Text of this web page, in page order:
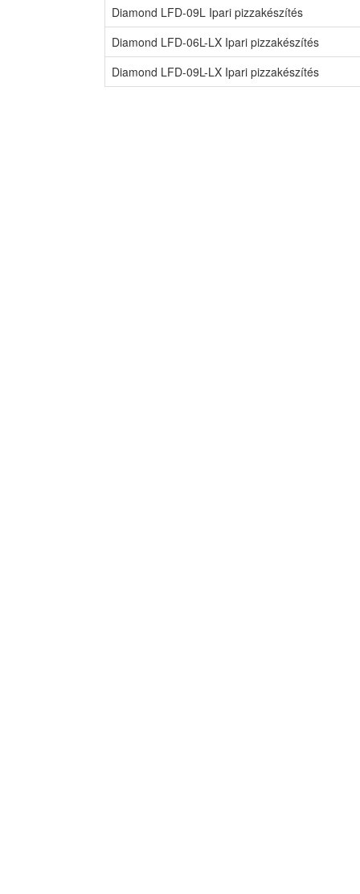
Diamond LFD-09L Ipari pizzakészítés
Diamond LFD-06L-LX Ipari pizzakészítés
Diamond LFD-09L-LX Ipari pizzakészítés